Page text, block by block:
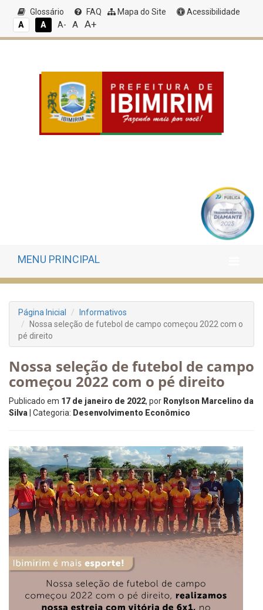
Glossário FAQ Mapa do Site
Acessibilidade
A
A A- A A+
MENU PRINCIPAL
Página Inicial
Informativos
Nossa seleção de futebol de campo começou 2022 com o
pé direito
Nossa seleção de futebol de campo
começou 2022 com o pé direito
Publicado em 17 de janeiro de 2022, por Ronylson Marcelino da
Silva | Categoria: Desenvolvimento Econômico